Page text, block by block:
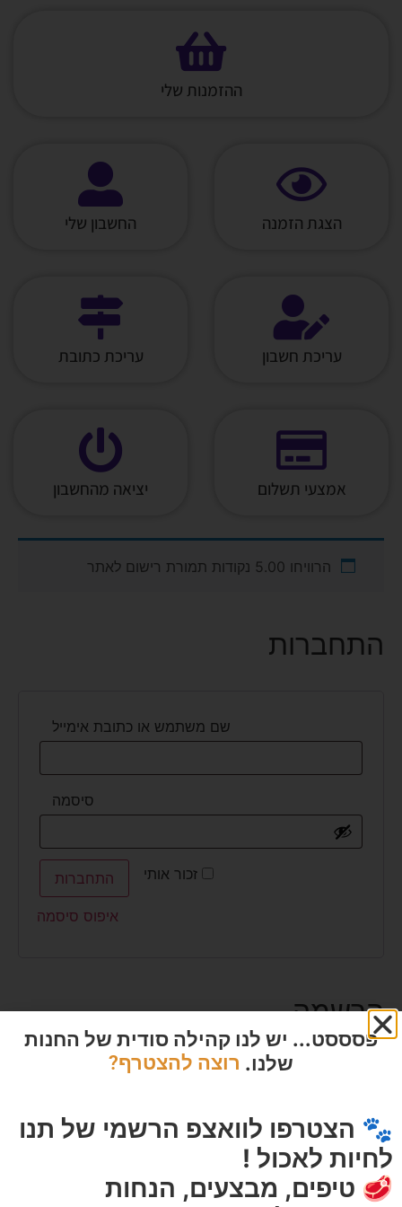
ההזמנות שלי
הצגת הזמנה החשבון שלי
עריכת חשבון עריכת כתובת
אמצעי תשלום יציאה מהחשבון
הרוויחו 5.00 נקודות תמורת רישום לאתר
התחברות
שם משתמש או כתובת אימייל
סיסמה
זכור אותי התחברות
איפוס סיסמה
הרשמה
פסססט... יש לנו קהילה סודית של החנות
שלנו. רוצה להצטרף?
🐾 הצטרפו לוואצפ הרשמי של תנו
לחיות לאכול !
🥩 טיפים, מבצעים, הנחות